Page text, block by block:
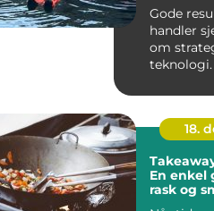
Gode
handler
om
stoler på...
18.
En enkel
rask og